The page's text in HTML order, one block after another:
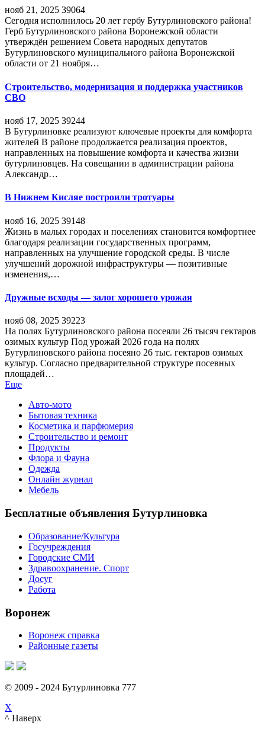
нояб 21, 2025 39064
Сегодня исполнилось 20 лет гербу Бутурлиновского района!
Герб Бутурлиновского района Воронежской области
утверждён решением Совета народных депутатов
Бутурлиновского муниципального района Воронежской
области от 21 ноября…
Строительство, модернизация и поддержка участников
СВО
нояб 17, 2025 39244
В Бутурлиновке реализуют ключевые проекты для комфорта
жителей В районе продолжается реализация проектов,
направленных на повышение комфорта и качества жизни
бутурлиновцев. На совещании в администрации района
Александр…
В Нижнем Кисляе построили тротуары
нояб 16, 2025 39148
Жизнь в малых городах и поселениях становится комфортнее
благодаря реализации государственных программ,
направленных на улучшение городской среды. В числе
улучшений дорожной инфраструктуры — позитивные
изменения,…
Дружные всходы — залог хорошего урожая
нояб 08, 2025 39223
На полях Бутурлиновского района посеяли 26 тысяч гектаров
озимых культур Под урожай 2026 года на полях
Бутурлиновского района посеяно 26 тыс. гектаров озимых
культур. Согласно предварительной структуре посевных
площадей…
Еще
Авто-мото
Бытовая техника
Косметика и парфюмерия
Строительство и ремонт
Продукты
Флора и Фауна
Одежда
Онлайн журнал
Мебель
Бесплатные объявления Бутурлиновка
Образование/Культура
Госучреждения
Городские СМИ
Здравоохранение. Спорт
Досуг
Работа
Воронеж
Воронеж справка
Районные газеты
© 2009 - 2024 Бутурлиновка 777
X
^ Наверх